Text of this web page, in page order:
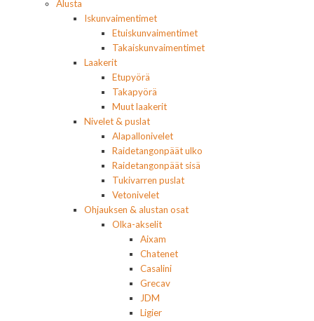
Alusta
Iskunvaimentimet
Etuiskunvaimentimet
Takaiskunvaimentimet
Laakerit
Etupyörä
Takapyörä
Muut laakerit
Nivelet & puslat
Alapallonivelet
Raidetangonpäät ulko
Raidetangonpäät sisä
Tukivarren puslat
Vetonivelet
Ohjauksen & alustan osat
Olka-akselit
Aixam
Chatenet
Casalini
Grecav
JDM
Ligier